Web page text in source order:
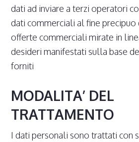
dati ad inviare a terzi operatori
dati commerciali al fine precipuo
offerte commerciali mirate in
desideri manifestati sulla base
forniti
MODALITA’ DEL
TRATTAMENTO
I dati personali sono trattati con